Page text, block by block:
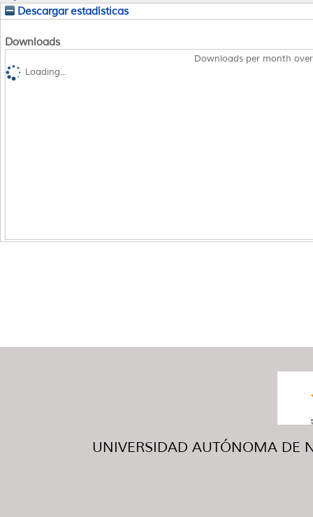
Descargar estadísticas
Downloads
Downloads per month
Loading...
UNIVERSIDAD AUTÓNOMA DE